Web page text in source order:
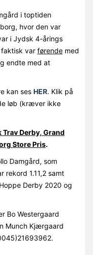
i toptiden
hvor den var
i Jydsk 4-årings
faktisk var førendemed
endte med at
kan ses HER. Klik på
løb (kræver ikke
Derby, Grand
Store Pris.
Damgård, som
rekord 1.11,2 samt
Derby 2020 og
Bo Westergaard
Munch Kjærgaard